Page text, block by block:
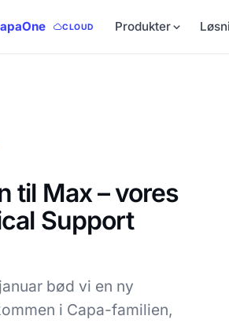
CLOUD Produkter
til Max – vores
Support
bød vi en ny
i Capa-familien,